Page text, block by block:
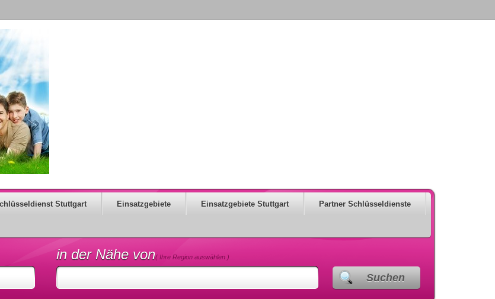
Stuttgart Einsatzgebiete Einsatzgebiete Stuttgart Partner Schlüsseldienste
in der Nähe von( Ihre Region auswählen )
Suchen